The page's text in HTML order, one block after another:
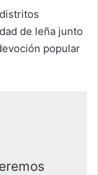
de leña junto
popular